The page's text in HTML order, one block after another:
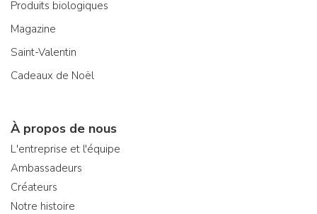
Produits biologiques
Magazine
Saint-Valentin
Cadeaux de Noël
À propos de nous
L'entreprise et l'équipe
Ambassadeurs
Créateurs
Notre histoire